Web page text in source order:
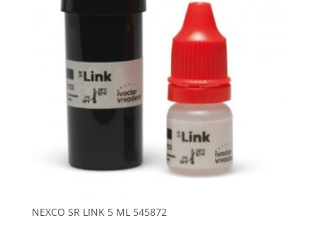
NEXCO SR LINK 5 ML 545872